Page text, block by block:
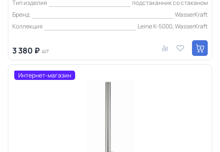
Тип изделия
подстаканник со стаканом
Бренд
WasserKraft
Коллекция
Leine K-5000, WasserKraft
3 380 ₽ шт
Интернет-магазин